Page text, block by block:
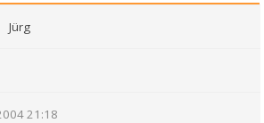
Jürg
21:18